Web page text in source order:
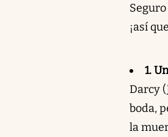
¡así
1.
Darcy
boda,
la